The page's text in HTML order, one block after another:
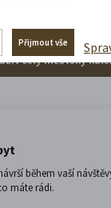
celý městský
během vaší
máte rádi.
Přijmout vše